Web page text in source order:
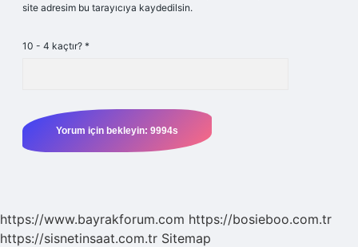
site adresim bu tarayıcıya kaydedilsin.
10 - 4 kaçtır? *
https://www.bayrakforum.com https://bosieboo.com.tr
https://sisnetinsaat.com.tr Sitemap